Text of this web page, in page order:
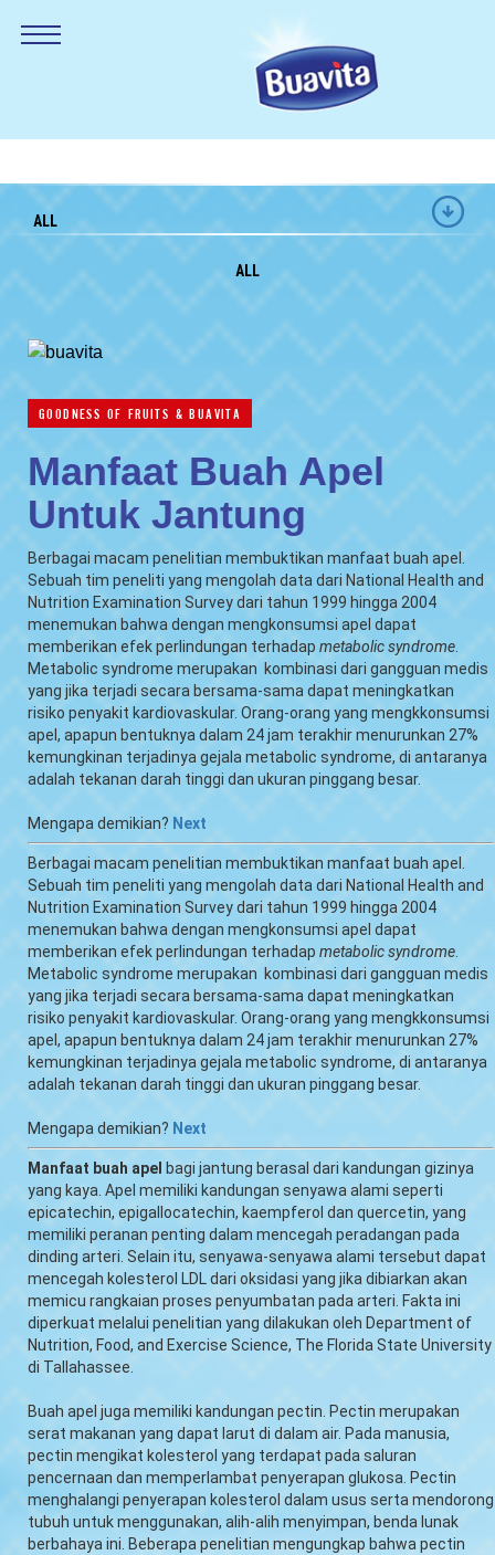
ALL
ALL
GOODNESS OF FRUITS & BUAVITA
Manfaat Buah Apel
Untuk Jantung
Berbagai macam penelitian membuktikan manfaat buah apel.
Sebuah tim peneliti yang mengolah data dari National Health and
Nutrition Examination Survey dari tahun 1999 hingga 2004
menemukan bahwa dengan mengkonsumsi apel dapat
memberikan efek perlindungan terhadap metabolic syndrome
Metabolic syndrome merupakan kombinasi dari gangguan medis
yang jika terjadi secara bersama-sama dapat meningkatkan
risiko penyakit kardiovaskular. Orang-orang yang mengkkonsumsi
apel, apapun bentuknya dalam 24 jam terakhir menurunkan 27%
kemungkinan terjadinya gejala metabolic syndrome, di antaranya
adalah tekanan darah tinggi dan ukuran pinggang besar.
Mengapa demikian? Next
Berbagai macam penelitian membuktikan manfaat buah apel.
Sebuah tim peneliti yang mengolah data dari National Health and
Nutrition Examination Survey dari tahun 1999 hingga 2004
menemukan bahwa dengan mengkonsumsi apel dapat
memberikan efek perlindungan terhadap metabolic syndrome
Metabolic syndrome merupakan kombinasi dari gangguan medis
yang jika terjadi secara bersama-sama dapat meningkatkan
risiko penyakit kardiovaskular. Orang-orang yang mengkkonsumsi
apel, apapun bentuknya dalam 24 jam terakhir menurunkan 27%
kemungkinan terjadinya gejala metabolic syndrome, di antaranya
adalah tekanan darah tinggi dan ukuran pinggang besar.
Mengapa demikian? Next
Manfaat buah apel bagi jantung berasal dari kandungan gizinya
yang kaya. Apel memiliki kandungan senyawa alami seperti
epicatechin, epigallocatechin, kaempferol dan quercetin, yang
memiliki peranan penting dalam mencegah peradangan pada
dinding arteri. Selain itu, senyawa-senyawa alami tersebut dapat
mencegah kolesterol LDL dari oksidasi yang jika dibiarkan akan
memicu rangkaian proses penyumbatan pada arteri. Fakta ini
diperkuat melalui penelitian yang dilakukan oleh Department of
Nutrition, Food, and Exercise Science, The Florida State University
di Tallahassee.
Buah apel juga memiliki kandungan pectin. Pectin merupakan
serat makanan yang dapat larut di dalam air. Pada manusia,
pectin mengikat kolesterol yang terdapat pada saluran
pencernaan dan memperlambat penyerapan glukosa. Pectin
menghalangi penyerapan kolesterol dalam usus serta mendorong
tubuh untuk menggunakan, alih-alih menyimpan, benda lunak
berbahaya ini. Beberapa penelitian mengungkap bahwa pectin